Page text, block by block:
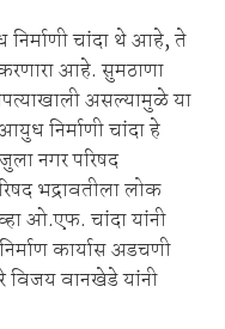
निर्माणी चांदा थे आहे, ते
आहे. सुमठाणा
असल्यामुळे या
निर्माणी चांदा हे
नगर परिषद
भद्रावतीला लोक
ओ.एफ. चांदा यांनी
कार्यास अडचणी
विजय वानखेडे यांनी